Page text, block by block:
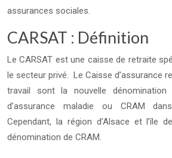
assurances sociales.
CARSAT : Définition
Le CARSAT est une caisse de retraite
le secteur privé. Le Caisse d’assurance
travail sont la nouvelle dénomination
d’assurance maladie ou CRAM
Cependant, la région d’Alsace et l’île
dénomination de CRAM.